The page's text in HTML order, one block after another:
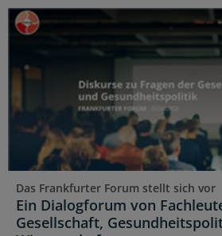
Das Frankfurter Forum stellt sich vor
Ein Dialogforum von
Gesellschaft,